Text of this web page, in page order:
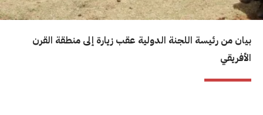
بيان من رئيسة اللجنة الدولية عقب زيارة إلى منطقة القرن
الأفريقي